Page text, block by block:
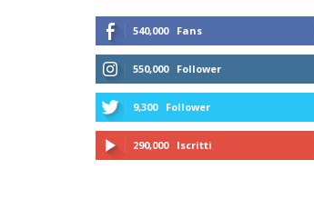
540,000 Fans
550,000 Follower
9,300 Follower
290,000 Iscritti